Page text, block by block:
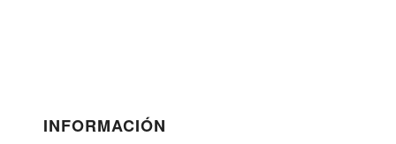
INFORMACIÓN